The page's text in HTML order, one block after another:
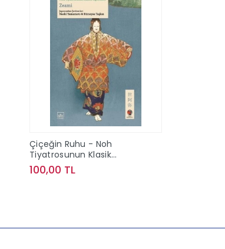
Çiçeğin Ruhu - Noh
Tiyatrosunun Klasik
Öğretileri
100,00 TL